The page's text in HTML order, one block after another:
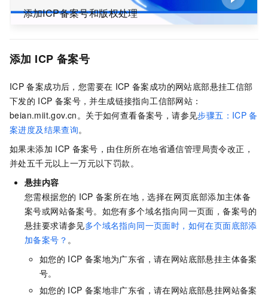
添加ICP备案号和版权处理
添加 ICP 备案号
ICP 备案成功后，您需要在 ICP 备案成功的网站底部悬挂工信部
下发的 ICP 备案号，并生成链接指向工信部网站：
beian.miit.gov.cn。关于如何查看备案号，请参见步骤五：ICP 备
案进度及结果查询。
如果未添加 ICP 备案号，由住所所在地省通信管理局责令改正，
并处五千元以上一万元以下罚款。
悬挂内容
您需根据您的 ICP 备案所在地，选择在网页底部添加主体备
案号或网站备案号。如您有多个域名指向同一页面，备案号的
悬挂要求请参见多个域名指向同一页面时，如何在页面底部添
加备案号？ 。
如您的 ICP 备案地为广东省，请在网站底部悬挂主体备案
号。
如您的 ICP 备案地非广东省，请在网站底部悬挂网站备案